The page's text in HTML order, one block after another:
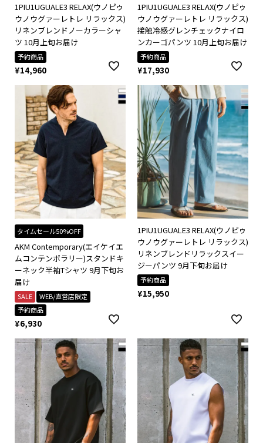
1PIU1UGUALE3 RELAX(ウノピゥ
ウノウグァーレトレ リラックス)
リネンブレンドノーカラーシャ
ツ 10月上旬お届け
予約商品
¥14,960
1PIU1UGUALE3 RELAX(ウノピゥ
ウノウグァーレトレ リラックス)
接触冷感グレンチェックナイロ
ンカーゴパンツ 10月上旬お届け
予約商品
¥17,930
タイムセール50%OFF
AKM Contemporary(エイケイエ
ムコンテンポラリー)スタンドキ
ーネック半袖Tシャツ 9月下旬お
届け
SALE
WEB/直営店限定
予約商品
¥6,930
1PIU1UGUALE3 RELAX(ウノピゥ
ウノウグァーレトレ リラックス)
リネンブレンドリラックスイー
ジーパンツ 9月下旬お届け
予約商品
¥15,950